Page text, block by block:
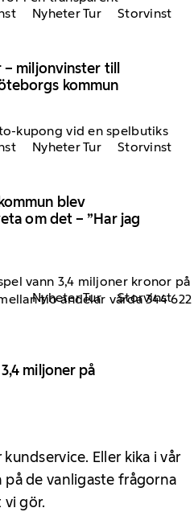
Nyheter Tur Storvinst
miljonvinster till
kommun
Nyheter Tur Storvinst
blev
om det – ”Har jag
Nyheter Tur Storvinst
miljoner på
Eller kika i vår
på de vanligaste frågorna
vi gör.